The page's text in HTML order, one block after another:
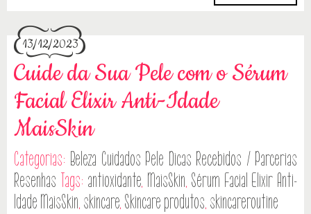
13/12/2023
Cuide da Sua Pele com o Sérum
Facial Elixir Anti-Idade
MaisSkin
Categorias: Beleza Cuidados Pele Dicas Recebidos / Parcerias
Resenhas Tags: antioxidante, MaisSkin, Sérum Facial Elixir Anti-
Idade MaisSkin, skincare, Skincare produtos, skincareroutine